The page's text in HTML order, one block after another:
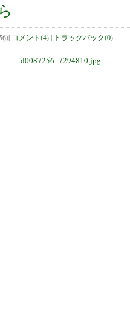
)| コメント(4)| トラックバック(0)